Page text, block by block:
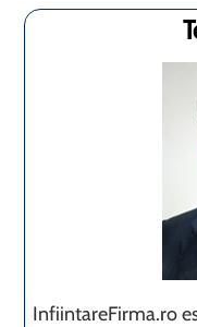
InfiintareFirma.ro